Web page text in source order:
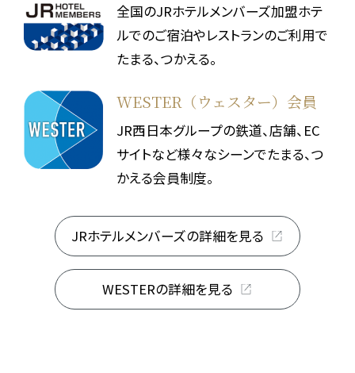
全国のJRホテルメンバーズ加盟ホテ
ルでのご宿泊やレストランのご利用で
たまる、つかえる。
WESTER（ウェスター）会員
JR西日本グループの鉄道、店舗、EC
サイトなど様々なシーンでたまる、つ
かえる会員制度。
JRホテルメンバーズの詳細を見る
WESTERの詳細を見る